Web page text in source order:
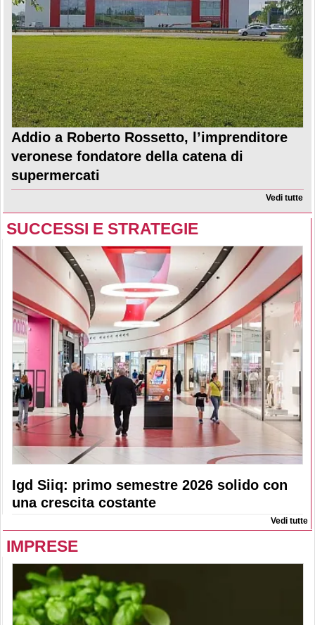
Addio a Roberto Rossetto, l’imprenditore
veronese fondatore della catena di
supermercati
Vedi tutte
SUCCESSI E STRATEGIE
Igd Siiq: primo semestre 2026 solido con
una crescita costante
Vedi tutte
IMPRESE